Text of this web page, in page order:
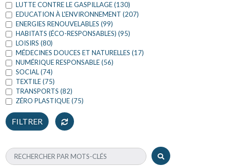
LUTTE CONTRE LE GASPILLAGE (130)
EDUCATION À L'ENVIRONNEMENT (207)
ENERGIES RENOUVELABLES (99)
HABITATS (ÉCO-RESPONSABLES) (95)
LOISIRS (80)
MÉDECINES DOUCES ET NATURELLES (17)
NUMÉRIQUE RESPONSABLE (56)
SOCIAL (74)
TEXTILE (75)
TRANSPORTS (82)
ZÉRO PLASTIQUE (75)